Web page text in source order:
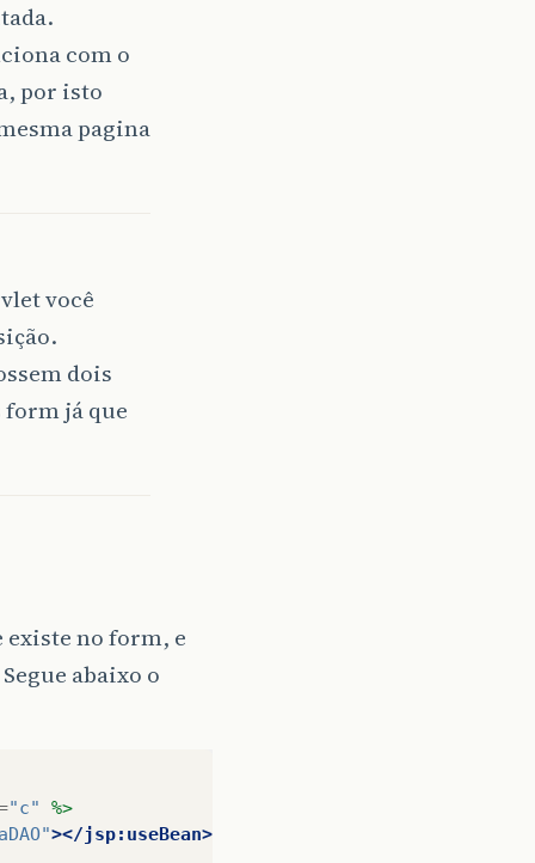
{
);
com o
por isto
pagina
você
dois
form já que
existe no form, e
abaixo o
"c"
%>
></jsp:useBean>